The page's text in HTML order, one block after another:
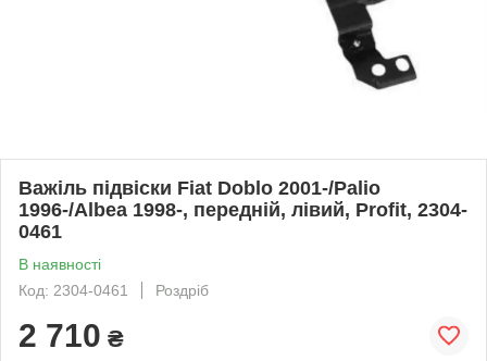
Важіль підвіски Fiat Doblo 2001-/Palio
1996-/Albea 1998-, передній, лівий, Profit, 2304-
0461
В наявності
Код: 2304-0461
Роздріб
2 710 ₴